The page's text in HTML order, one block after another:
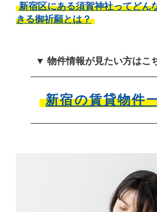
新宿区にある須賀神社ってどん
きる御祈願とは？
▼ 物件情報が見たい方はこ
新宿の賃貸物件